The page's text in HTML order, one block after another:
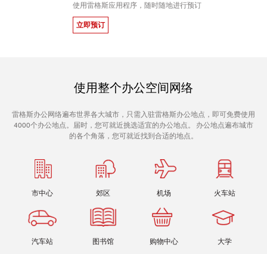
使用雷格斯应用程序，随时随地进行预订
立即预订
使用整个办公空间网络
雷格斯办公网络遍布世界各大城市，只需入驻雷格斯办公地点，即可免费使用
4000个办公地点。届时，您可就近挑选适宜的办公地点。 办公地点遍布城市
的各个角落，您可就近找到合适的地点。
市中心 郊区 机场 火车站
汽车站 图书馆 购物中心 大学